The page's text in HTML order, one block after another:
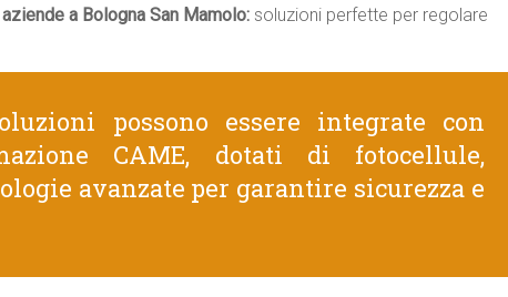
a Bologna San Mamolo: soluzioni perfette per regolare
possono essere integrate con
CAME, dotati di fotocellule,
avanzate per garantire sicurezza e